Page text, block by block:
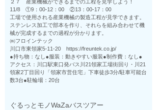
２７ 産業機械ができるまでの工程を見学しよう！
11/8 ①9：00-12：00 ②13：00-17：00
工場で使用される産業機械の製造工程が見学できます。
ステンレス加工で部本を作り、それらを組み合わせて機
械が完成するまでの過程が分かります。
㈱フロインテック
川口市東領家5-11-20 https://freuntek.co.jp/
●持ち物：なし●服装：動きやすい服装●制作費：なし●
アクセス：川口駅東口発バス川21領家工場街回り・川21
領家2丁目回り「領家市営住宅」下車徒歩3分/駐車可能台
数3台●駐輪場：20台
ぐるっとモノWaZaバスツアー